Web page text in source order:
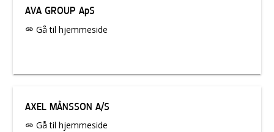
AVA GROUP ApS
link Gå til hjemmeside
AXEL MÅNSSON A/S
link Gå til hjemmeside